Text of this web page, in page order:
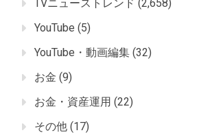
TVニューストレンド (2,658)
YouTube (5)
YouTube・動画編集 (32)
お金 (9)
お金・資産運用 (22)
その他 (17)